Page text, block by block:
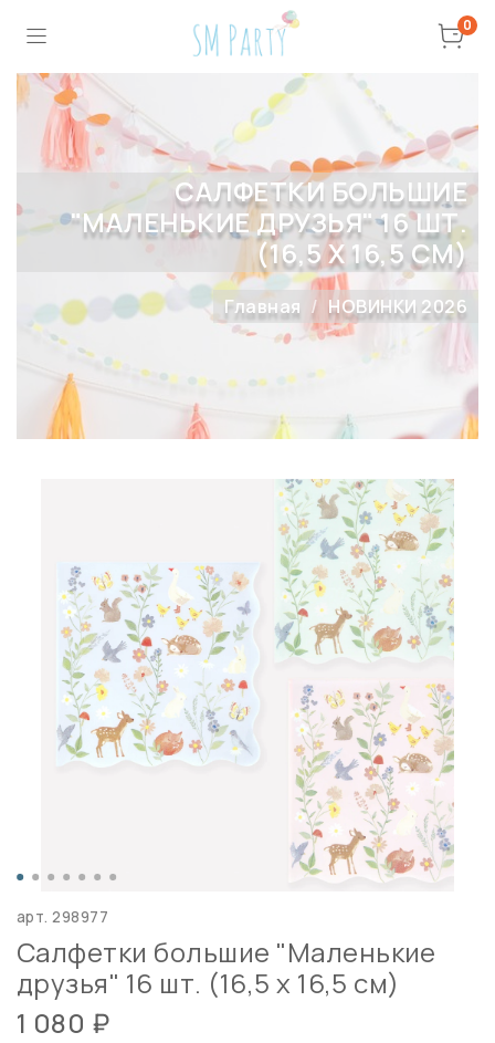
0
САЛФЕТКИ БОЛЬШИЕ
"МАЛЕНЬКИЕ ДРУЗЬЯ" 16 ШТ.
(16,5 X 16,5 СМ)
Главная НОВИНКИ 2026
арт.298977
Салфетки большие "Маленькие
друзья" 16 шт. (16,5 x 16,5 см)
1 080 ₽